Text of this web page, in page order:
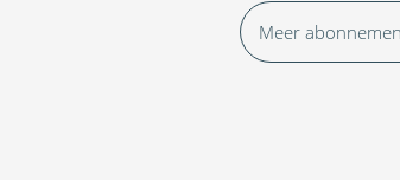
Meer